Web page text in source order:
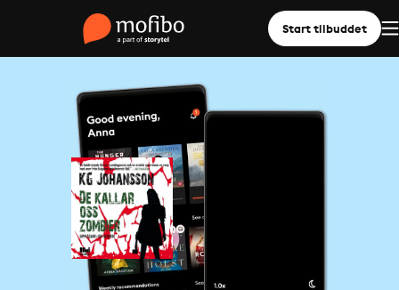
Start tilbuddet